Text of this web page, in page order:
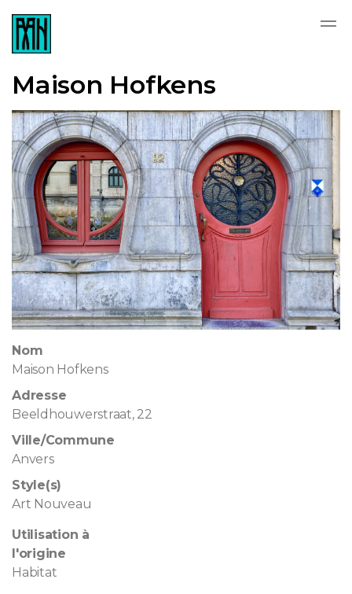
Maison Hofkens
Nom
Maison Hofkens
Adresse
Beeldhouwerstraat, 22
Ville/Commune
Anvers
Style(s)
Art Nouveau
Utilisation à
l'origine
Habitat